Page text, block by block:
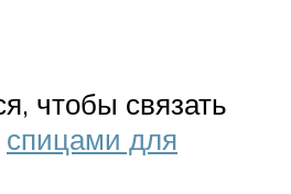
чтобы связать
спицами для